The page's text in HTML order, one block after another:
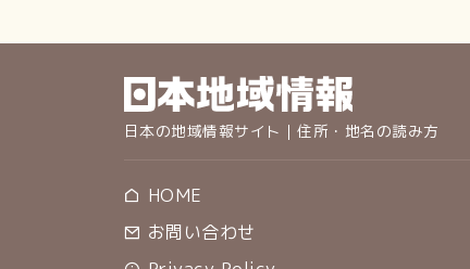
日本の地域情報サイト｜住所・地名の読み方
HOME
お問い合わせ